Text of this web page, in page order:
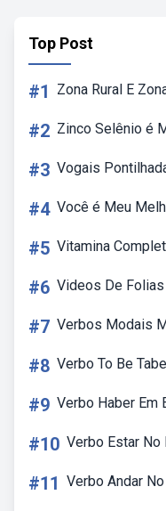
Top Post
#1 Zona Rural E
#2 Zinco Selênio é
#3 Vogais
#4 Você é Meu
#5 Vitamina
#6 Videos De
#7 Verbos Modais
#8 Verbo To Be
#9 Verbo Haber Em
#10 Verbo Estar No
#11 Verbo Andar